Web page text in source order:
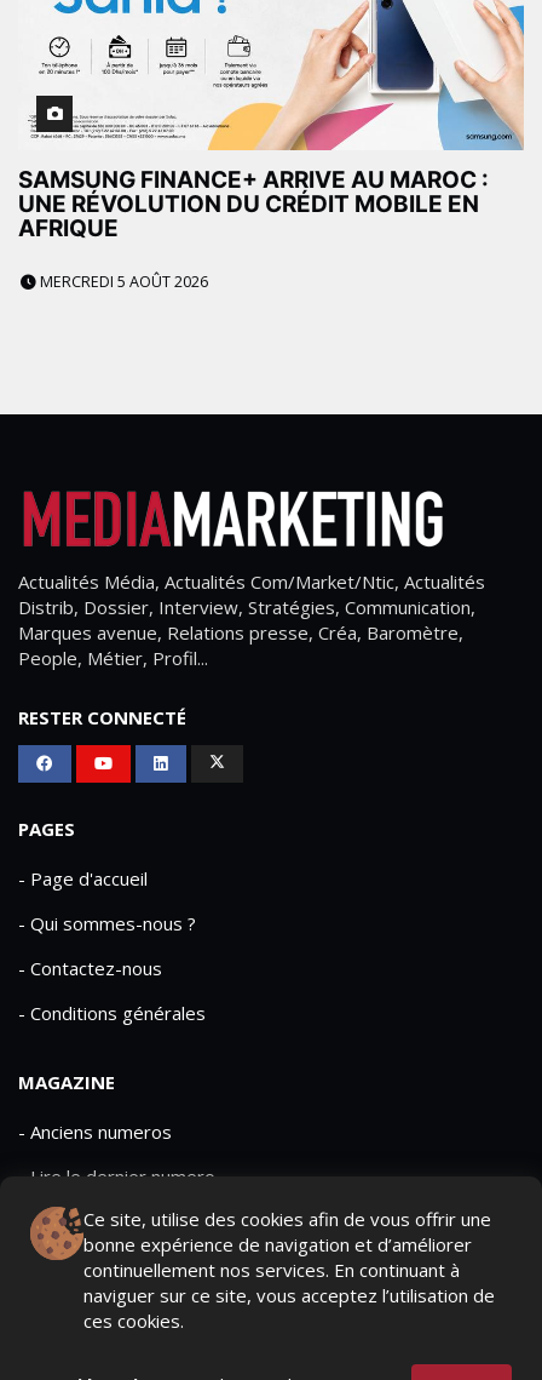
SAMSUNG FINANCE+ ARRIVE AU MAROC :
UNE RÉVOLUTION DU CRÉDIT MOBILE EN
AFRIQUE
MERCREDI 5 AOÛT 2026
Ce site, utilise des cookies afin de vous offrir une
bonne expérience de navigation et d’améliorer
continuellement nos services. En continuant à
naviguer sur ce site, vous acceptez l’utilisation de
ces cookies.
Actualités Média, Actualités Com/Market/Ntic, Actualités
Distrib, Dossier, Interview, Stratégies, Communication,
Marques avenue, Relations presse, Créa, Baromètre,
People, Métier, Profil...
RESTER CONNECTÉ
PAGES
- Page d'accueil
- Qui sommes-nous ?
- Contactez-nous
- Conditions générales
MAGAZINE
- Anciens numeros
- Lire le dernier numero
- Publicite
CONTACTEZ-NOUS